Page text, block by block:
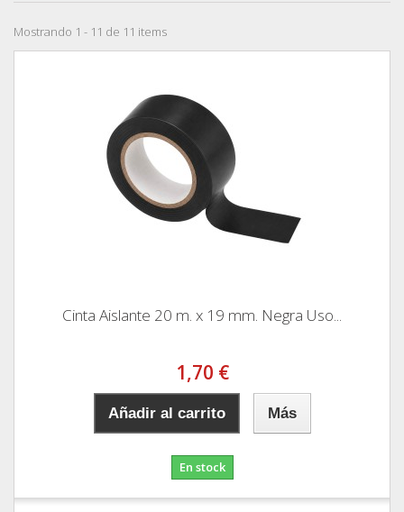
Mostrando 1 - 11 de 11 items
Cinta Aislante 20 m. x 19 mm. Negra Uso...
1,70 €
Añadir al carrito Más
En stock